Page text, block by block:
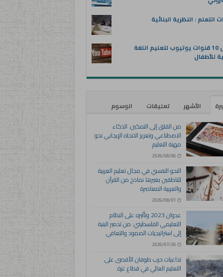
التعلم : النظرية البنائية
أفضل 10 قنوات يوتيوب لتعليم اللغة
للأطفال
الأشهر تعليقات
الوسوم
من القلق إلى التمكين: الذكاء
الاصطناعي وتعزيز الاتجاه الإيجابي نحو
مهنة التعليم
2026/08/06
النحو النفسي في مجال تعليم العربية
للناطقين بغيرها نماذج من القرآن
والعربية المعاصرة
2026/08/01
عدوان 2023 وتأثيره على النظام
التعليمي الفلسطيني: من تدمير البنية
إلى استراتيجيات الصمود والتعافي
2026/07/26
تداعيات حرب طوفان الأقصى على
التعليم العالي في قطاع غزة